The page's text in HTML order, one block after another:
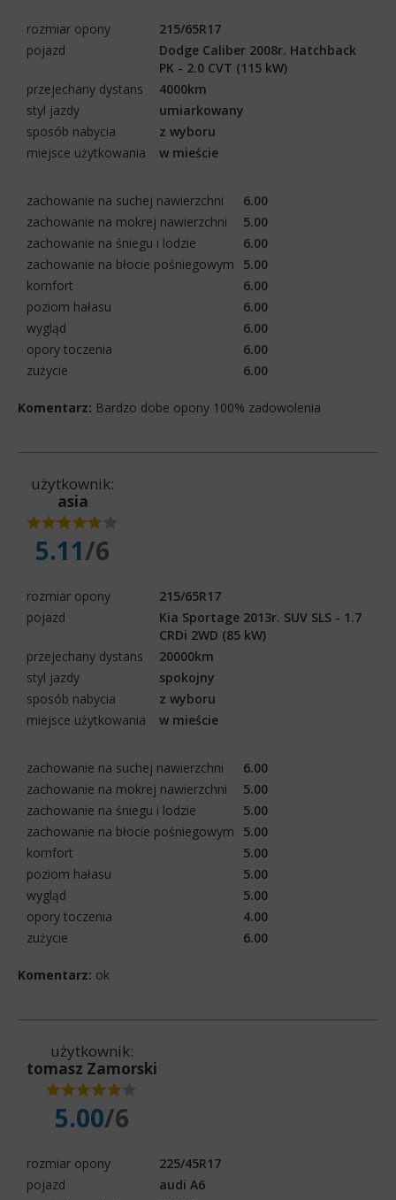
rozmiar opony
215/65R17
pojazd
Dodge Caliber 2008r. Hatchback
PK - 2.0 CVT (115 kW)
przejechany dystans
4000km
styl jazdy
umiarkowany
sposób nabycia
z wyboru
miejsce użytkowania
w mieście
zachowanie na suchej nawierzchni
6.00
zachowanie na mokrej nawierzchni
5.00
zachowanie na śniegu i lodzie
6.00
zachowanie na błocie pośniegowym
5.00
komfort
6.00
poziom hałasu
6.00
wygląd
6.00
opory toczenia
6.00
zużycie
6.00
Komentarz: Bardzo dobe opony 100% zadowolenia
użytkownik:
asia
5.11/6
rozmiar opony
215/65R17
pojazd
Kia Sportage 2013r. SUV SLS - 1.7
CRDi 2WD (85 kW)
przejechany dystans
20000km
styl jazdy
spokojny
sposób nabycia
z wyboru
miejsce użytkowania
w mieście
zachowanie na suchej nawierzchni
6.00
zachowanie na mokrej nawierzchni
5.00
zachowanie na śniegu i lodzie
5.00
zachowanie na błocie pośniegowym
5.00
komfort
5.00
poziom hałasu
5.00
wygląd
5.00
opory toczenia
4.00
zużycie
6.00
Komentarz: ok
użytkownik:
tomasz Zamorski
5.00/6
rozmiar opony
225/45R17
pojazd
audi A6